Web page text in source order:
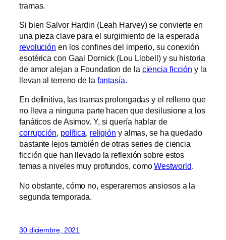
tramas.
Si bien Salvor Hardin (Leah Harvey) se convierte en
una pieza clave para el surgimiento de la esperada
revolución en los confines del imperio, su conexión
esotérica con Gaal Dornick (Lou Llobell) y su historia
de amor alejan a Foundation de la ciencia ficción y la
llevan al terreno de la fantasía.
En definitiva, las tramas prolongadas y el relleno que
no lleva a ninguna parte hacen que desilusione a los
fanáticos de Asimov. Y, si quería hablar de
corrupción, política, religión y almas, se ha quedado
bastante lejos también de otras series de ciencia
ficción que han llevado la reflexión sobre estos
temas a niveles muy profundos, comoWestworld.
No obstante, cómo no, esperaremos ansiosos a la
segunda temporada.
30 diciembre, 2021